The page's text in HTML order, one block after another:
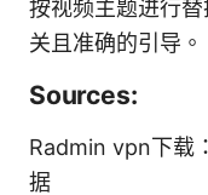
按视频主题进行
关且准确的引导。
Sources:
Radmin vpn下载
据